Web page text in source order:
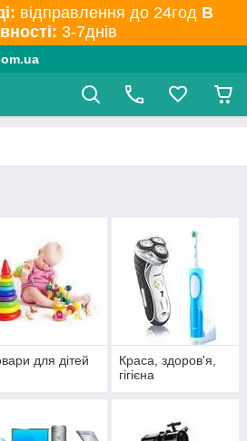
відправлення до 24год В
3-7днів
для дітей
Краса, здоров'я,
гігієна